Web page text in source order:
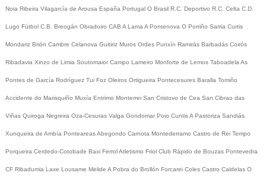
Noia Ribeira Vilagarcía de Arousa España Portugal O Brasil R.C. Deportivo R.C. Celta C.D.
Lugo Fútbol C.B. Breogán Obradoiro CAB A Lama A Pontenova O Porriño Sarria Curtis
Mondariz Brión Cambre Celanova Guitiriz Muros Ordes Punxín Ramirás Barbadás Coirós
Ribadavia Xinzo de Limia Soutomaior Campo Lameiro Monforte de Lemos Taboadela As
Pontes de García Rodríguez Tui Foz Oleiros Ortigueira Pontecesures Baralla Tomiño
Accidente do Marisquiño Muxía Entrimo Monterrei San Cristovo de Cea San Cibrao das
Viñas Quiroga Negreira Oza-Cesuras Valga Gondomar Poio CuntisA Pastoriza Sandiás
Xunqueira de Ambía PonteareasAbegondo Carnota Montederramo Castro de Rei Tempo
Porqueira Cerdedo-Cotobade Baxi FerrolAtletismo Friol Club Rápido de Bouzas Pontevedra
CF Ribadumia Laxe Lousame Melide A Pobra do Brollón Forcarei Coles Castro Caldelas O